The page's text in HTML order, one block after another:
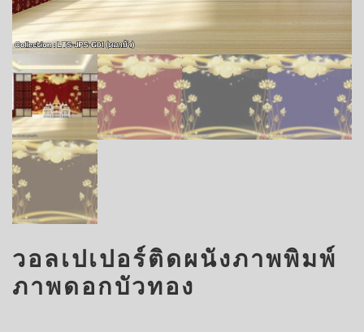
วอลเปเปอร์ติดผนังภาพพิมพ์
ภาพดอกบัวทอง